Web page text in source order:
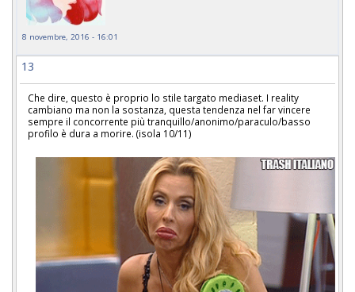
8 novembre, 2016 - 16:01
13
Che dire, questo è proprio lo stile targato mediaset. I reality
cambiano ma non la sostanza, questa tendenza nel far vincere
sempre il concorrente più tranquillo/anonimo/paraculo/basso
profilo è dura a morire. (isola 10/11)